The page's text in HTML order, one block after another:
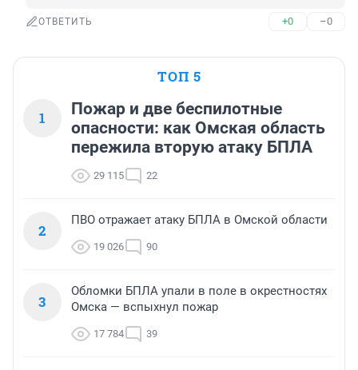
ОТВЕТИТЬ +0 –0
ТОП 5
1
Пожар и две беспилотные
опасности: как Омская область
пережила вторую атаку БПЛА
29 115 22
2
ПВО отражает атаку БПЛА в Омской области
19 026 90
3
Обломки БПЛА упали в поле в окрестностях
Омска — вспыхнул пожар
17 784 39